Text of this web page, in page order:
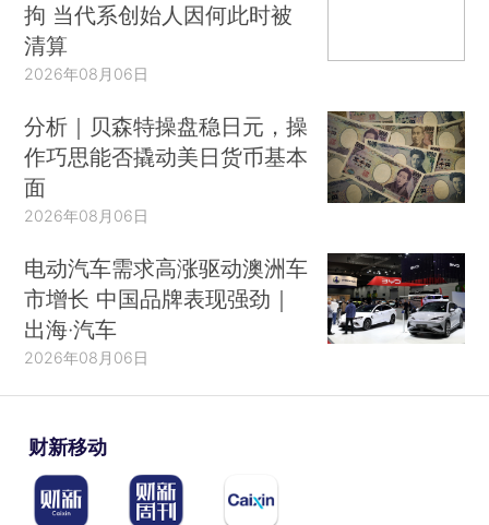
拘 当代系创始人因何此时被
清算
2026年08月06日
分析｜贝森特操盘稳日元，操
作巧思能否撬动美日货币基本
面
2026年08月06日
电动汽车需求高涨驱动澳洲车
市增长 中国品牌表现强劲｜
出海·汽车
2026年08月06日
财新移动